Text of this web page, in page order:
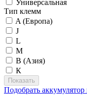
Универсальная
Тип клемм
A (Европа)
J
L
M
В (Азия)
К
Показать
Подобрать